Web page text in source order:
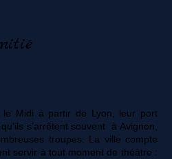
le Midi à partir de Lyon, leur port
s’arrêtent souvent à Avignon,
troupes. La ville compte
servir à tout moment de théâtre :